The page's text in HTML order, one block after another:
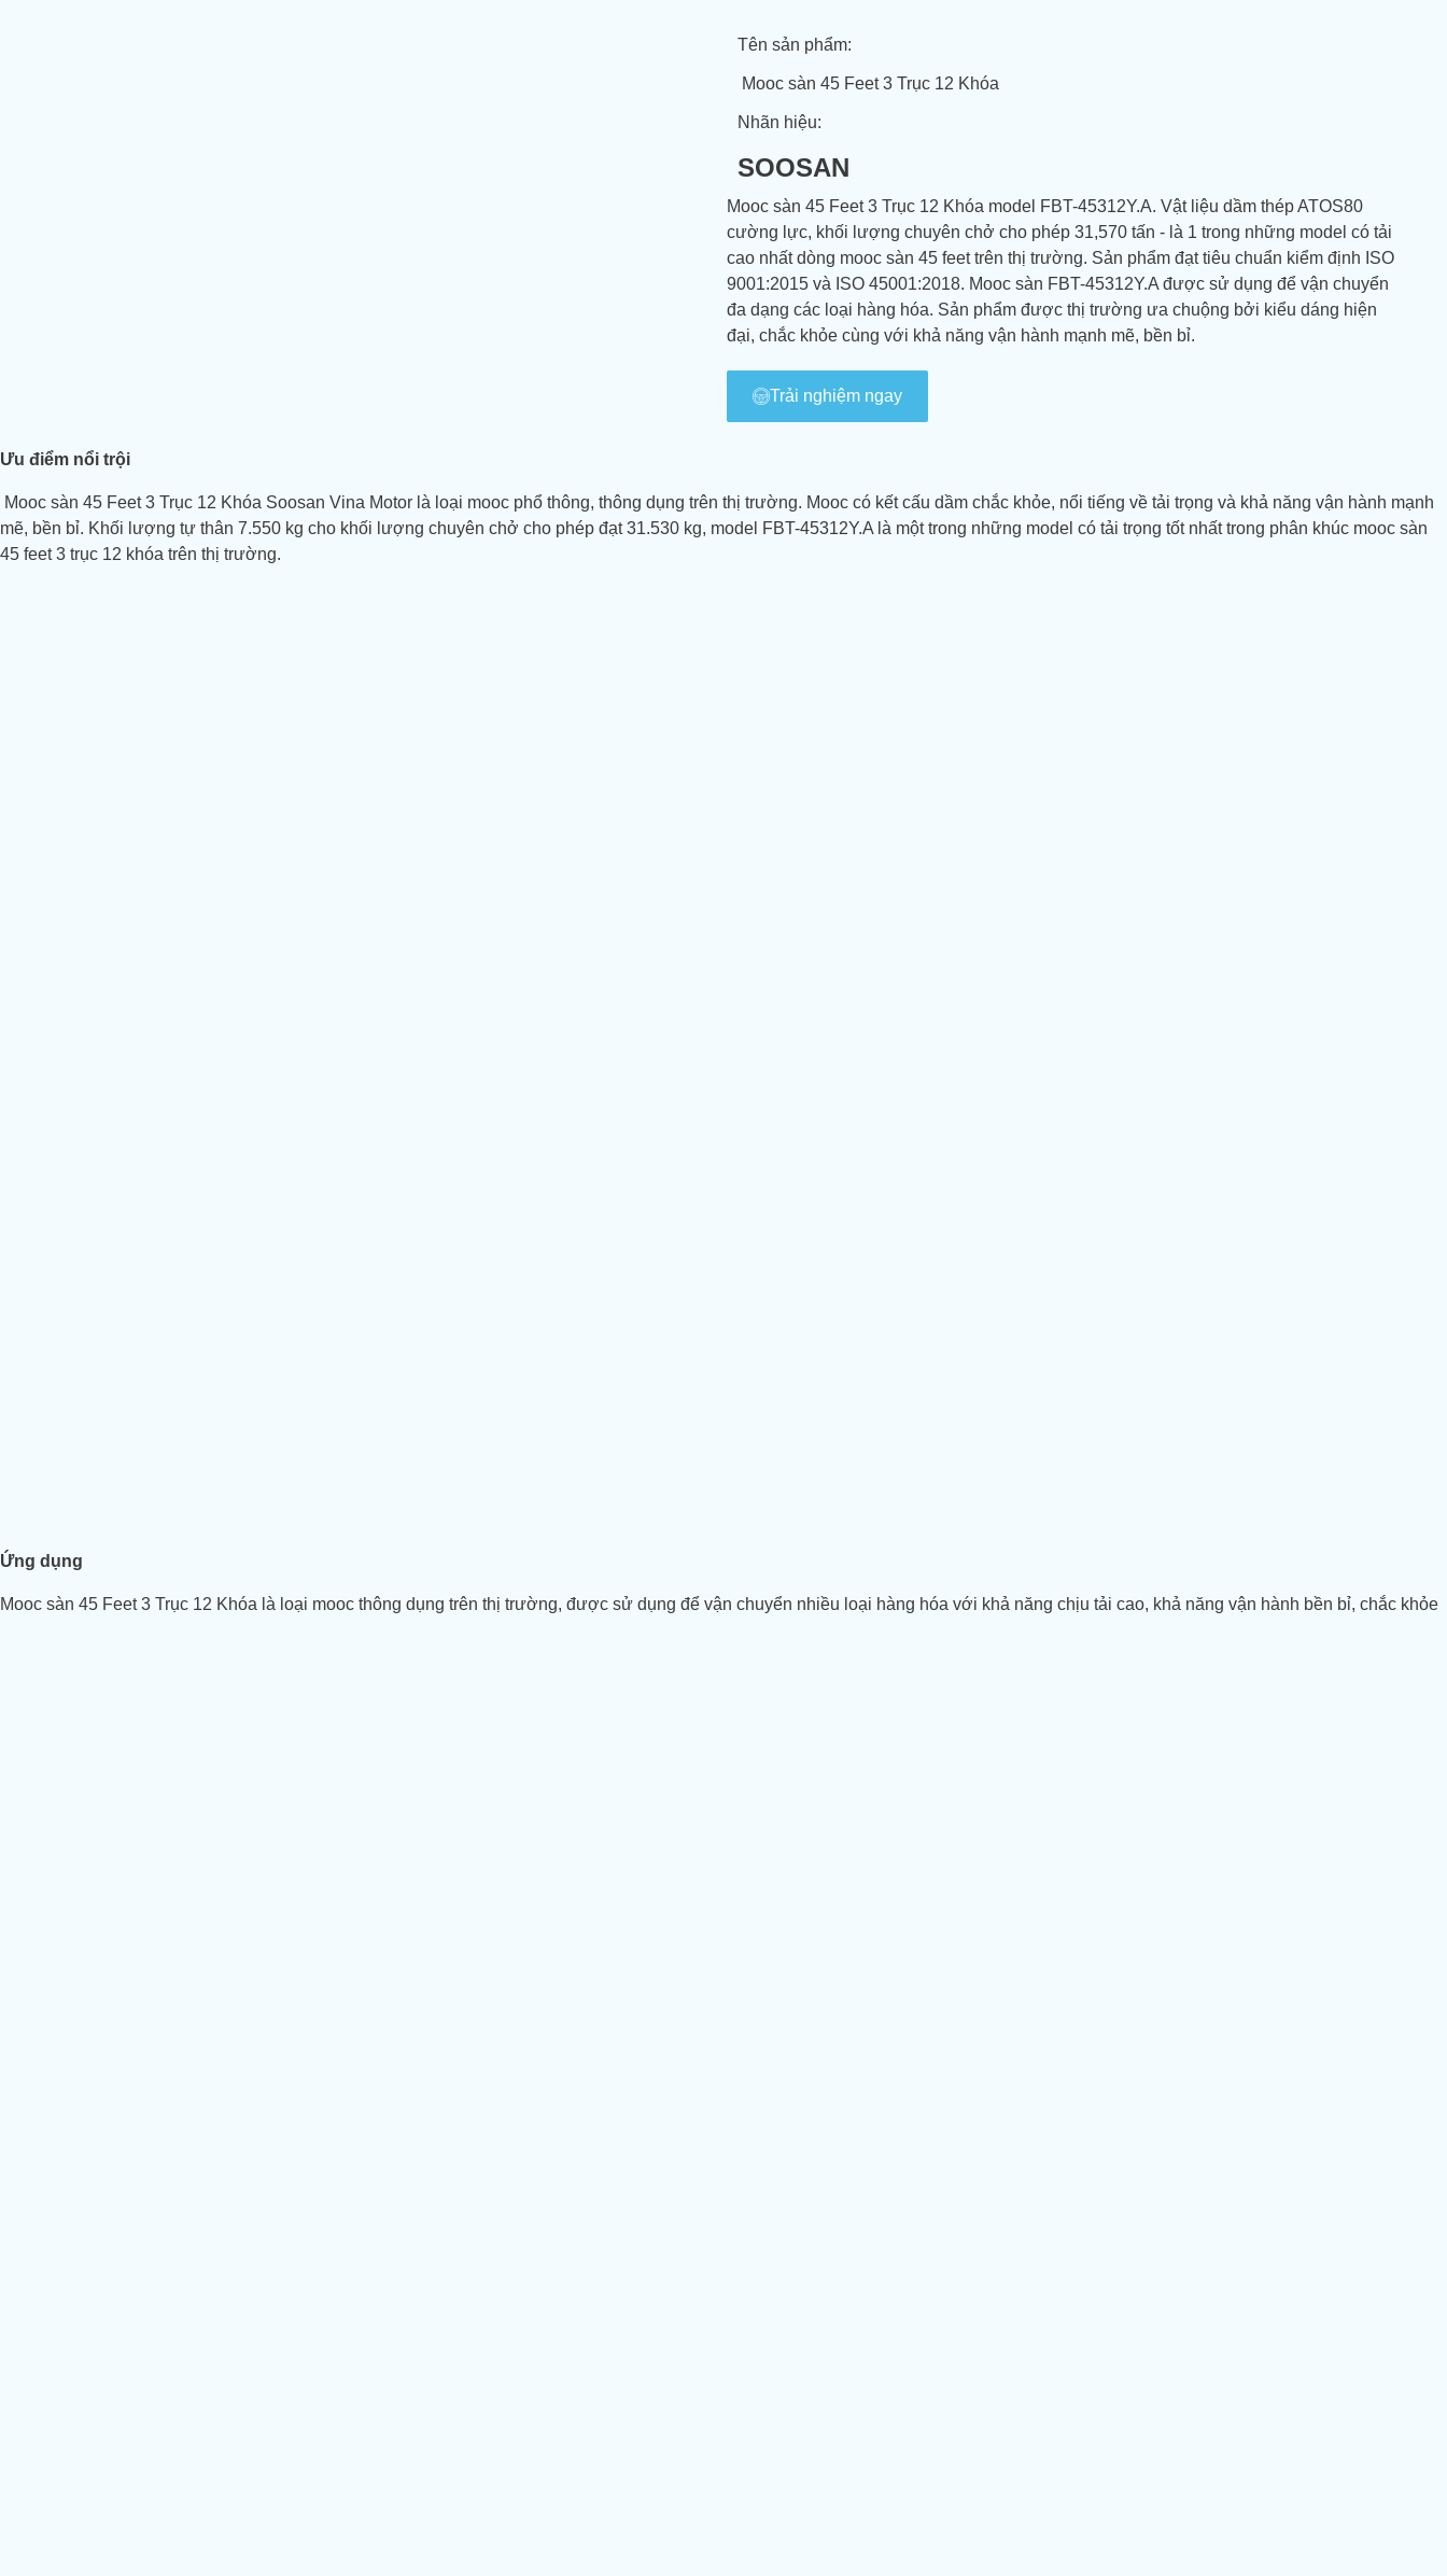
Tên sản phẩm:
Mooc sàn 45 Feet 3 Trục 12 Khóa
Nhãn hiệu:
SOOSAN
Mooc sàn 45 Feet 3 Trục 12 Khóa model FBT-45312Y.A. Vật liệu dầm thép ATOS80
cường lực, khối lượng chuyên chở cho phép 31,570 tấn - là 1 trong những model có tải
cao nhất dòng mooc sàn 45 feet trên thị trường. Sản phẩm đạt tiêu chuẩn kiểm định ISO
9001:2015 và ISO 45001:2018. Mooc sàn FBT-45312Y.A được sử dụng để vận chuyển
đa dạng các loại hàng hóa. Sản phẩm được thị trường ưa chuộng bởi kiểu dáng hiện
đại, chắc khỏe cùng với khả năng vận hành mạnh mẽ, bền bỉ.
Trải nghiệm ngay
Ưu điểm nổi trội
Mooc sàn 45 Feet 3 Trục 12 Khóa Soosan Vina Motor là loại mooc phổ thông, thông dụng trên thị trường. Mooc có kết cấu dầm chắc khỏe, nổi tiếng về tải trọng và khả năng vận hành mạnh
mẽ, bền bỉ. Khối lượng tự thân 7.550 kg cho khối lượng chuyên chở cho phép đạt 31.530 kg, model FBT-45312Y.A là một trong những model có tải trọng tốt nhất trong phân khúc mooc sàn
45 feet 3 trục 12 khóa trên thị trường.
Ứng dụng
Mooc sàn 45 Feet 3 Trục 12 Khóa là loại mooc thông dụng trên thị trường, được sử dụng để vận chuyển nhiều loại hàng hóa với khả năng chịu tải cao, khả năng vận hành bền bỉ, chắc khỏe